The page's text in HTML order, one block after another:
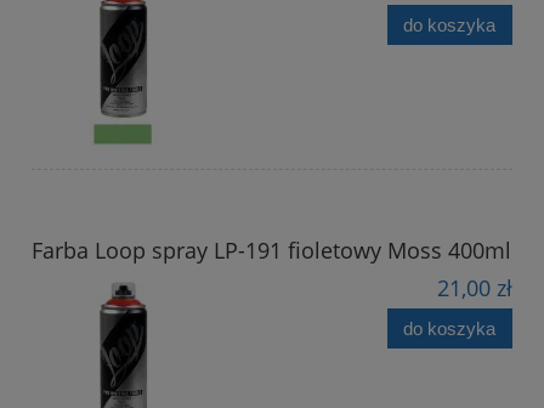
do koszyka
Farba Loop spray LP-191 fioletowy Moss 400ml
21,00 zł
do koszyka